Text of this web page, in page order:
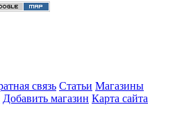
связь Статьи Магазины
Добавить магазин Карта сайта